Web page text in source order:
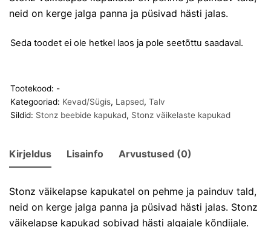
neid on kerge jalga panna ja püsivad hästi jalas.
Seda toodet ei ole hetkel laos ja pole seetõttu saadaval.
Tootekood: -
Kategooriad: Kevad/Sügis, Lapsed, Talv
Sildid: Stonz beebide kapukad, Stonz väikelaste kapukad
Kirjeldus Lisainfo Arvustused (0)
Stonz väikelapse kapukatel on pehme ja painduv tald,
neid on kerge jalga panna ja püsivad hästi jalas. Stonz
väikelapse kapukad sobivad hästi algajale kõndijale.